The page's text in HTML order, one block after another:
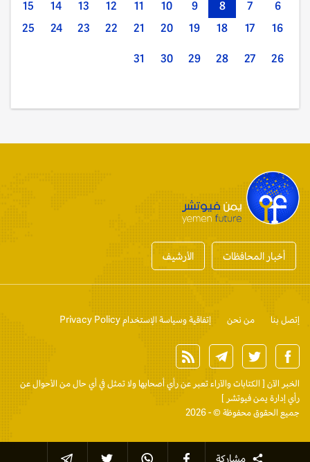
مشاركة
6
7
8
9
10
11
12
13
14
15
16
17
18
19
20
21
22
23
24
25
26
27
28
29
30
31
أخبار المحافظات الأرشيف
إتصل بنا من نحن إتفاقية وسياسة الإستخدام Privacy Policy
الخبر الآن [ الكتابات والآراء تعبر عن رأي أصحابها ولا تمثل في أي حال من الأحوال عن
رأي إدارة يمن فيوتشر ]
جميع الحقوق محفوظة © - 2026